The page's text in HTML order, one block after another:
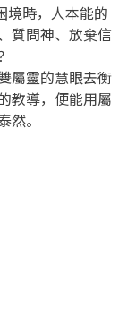
境時，人本能的
質問神、放棄信
屬靈的慧眼去衡
教導，便能用屬
。